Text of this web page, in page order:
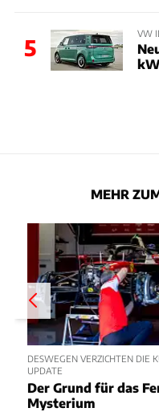
5
VW
MEHR
DESWEGEN VERZICHTEN DIE
UPDATE
Der Grund für das
Mysterium